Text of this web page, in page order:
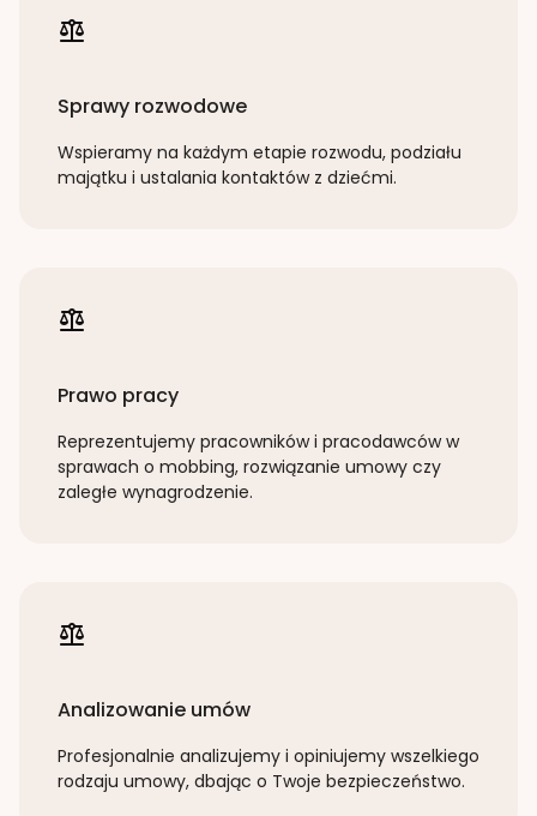
Sprawy rozwodowe
Wspieramy na każdym etapie rozwodu, podziału
majątku i ustalania kontaktów z dziećmi.
Prawo pracy
Reprezentujemy pracowników i pracodawców w
sprawach o mobbing, rozwiązanie umowy czy
zaległe wynagrodzenie.
Analizowanie umów
Profesjonalnie analizujemy i opiniujemy wszelkiego
rodzaju umowy, dbając o Twoje bezpieczeństwo.